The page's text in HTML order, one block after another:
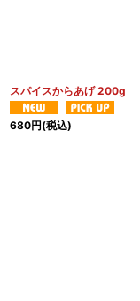
スパイスからあげ 200g
680円(税込)